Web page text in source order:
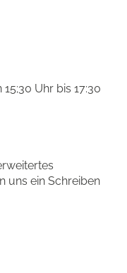
Uhr bis 17:30
uns ein Schreiben